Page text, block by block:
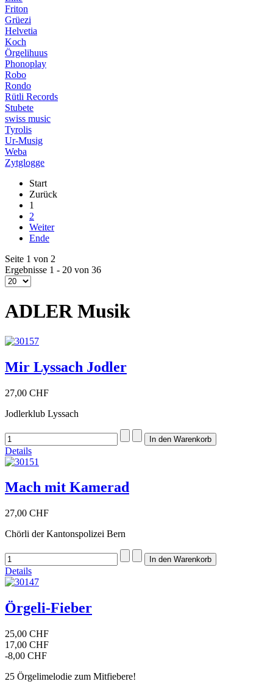
Friton
Grüezi
Helvetia
Koch
Örgelihuus
Phonoplay
Robo
Rondo
Rütli Records
Stubete
swiss music
Tyrolis
Ur-Musig
Weba
Zytglogge
Start
Zurück
1
2
Weiter
Ende
Seite 1 von 2
Ergebnisse 1 - 20 von 36
ADLER Musik
Mir Lyssach Jodler
27,00 CHF
Jodlerklub Lyssach
Details
Mach mit Kamerad
27,00 CHF
Chörli der Kantonspolizei Bern
Details
Örgeli-Fieber
25,00 CHF
17,00 CHF
-8,00 CHF
25 Örgelimelodie zum Mitfiebere!